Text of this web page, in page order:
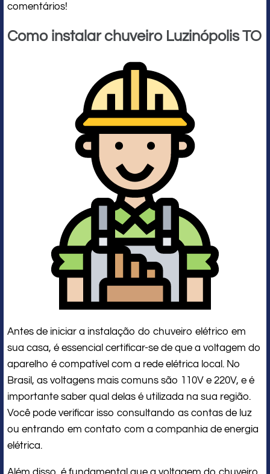
comentários!
Como instalar chuveiro Luzinópolis TO
Antes de iniciar a instalação do chuveiro elétrico em
sua casa, é essencial certificar-se de que a voltagem do
aparelho é compatível com a rede elétrica local. No
Brasil, as voltagens mais comuns são 110V e 220V, e é
importante saber qual delas é utilizada na sua região.
Você pode verificar isso consultando as contas de luz
ou entrando em contato com a companhia de energia
elétrica.